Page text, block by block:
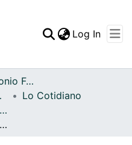
Statistics
Log In
Archivo del Patrimonio Fotográfico y Fílmico del Valle del Cauca
Cauca
Lo Cotidiano
APFFVC - Costumbres - Patrimonial
Celebración de la primera comunión de Ancizar Sánchez, Iglesia la Inmaculada Concepción